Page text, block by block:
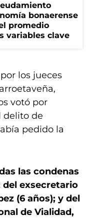
bonaerense
promedio
variables clave
los jueces
votó por
delito de
pedido la
las condenas
del exsecretario
(6 años); y del
de Vialidad,